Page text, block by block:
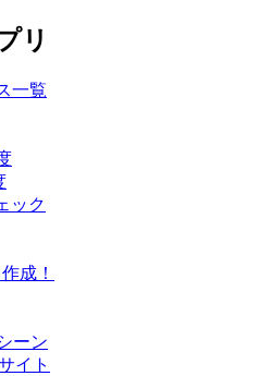
リ
一覧
ック
成！
ーン
イト